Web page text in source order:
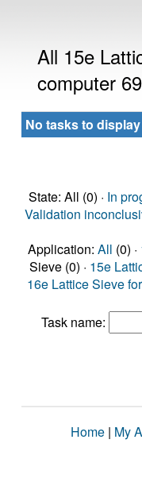
All 15e
computer
No tasks to display
State: All (0) · In
Validation
Application: All (0) ·
Sieve (0) · 15e
16e Lattice Sieve
Task name:
Home | My